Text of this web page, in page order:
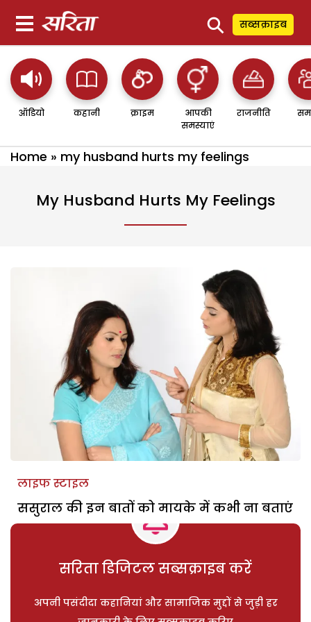
⚲ सब्सक्राइब
ऑडियो कहानी क्राइम
आपकी
समस्याएं
राजनीति
Home » my husband hurts my feelings
My Husband Hurts My Feelings
लाइफ स्टाइल
ससुराल की इन बातों को मायके में कभी ना बताएं
सरिता डिजिटल सब्सक्राइब करें
अपनी पसंदीदा कहानियां और सामाजिक मुद्दों से जुड़ी हर